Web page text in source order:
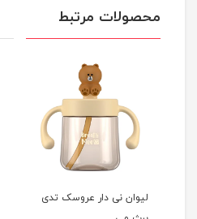
محصولات مرتبط
لیوان نی دار عروسک تدی